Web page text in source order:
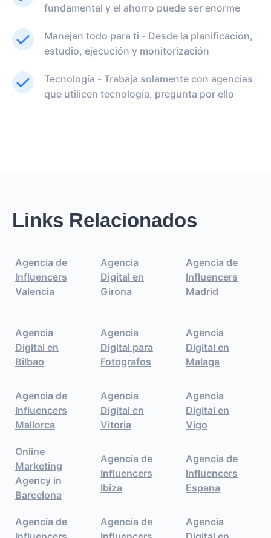
fundamental y el ahorro puede ser enorme
Manejan todo para ti - Desde la planificación,
estudio, ejecución y monitorización
Tecnología - Trabaja solamente con agencias
que utilicen tecnología, pregunta por ello
Links Relacionados
Agencia de
Influencers
Valencia
Agencia
Digital en
Girona
Agencia de
Influencers
Madrid
Agencia
Digital en
Bilbao
Agencia
Digital para
Fotografos
Agencia
Digital en
Malaga
Agencia de
Influencers
Mallorca
Agencia
Digital en
Vitoria
Agencia
Digital en
Vigo
Online
Marketing
Agency in
Barcelona
Agencia de
Influencers
Ibiza
Agencia de
Influencers
Espana
Agencia de
Agencia de
Agencia